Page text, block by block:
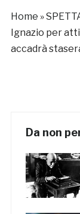
Home »
Ignazio per
accadrà
Da non